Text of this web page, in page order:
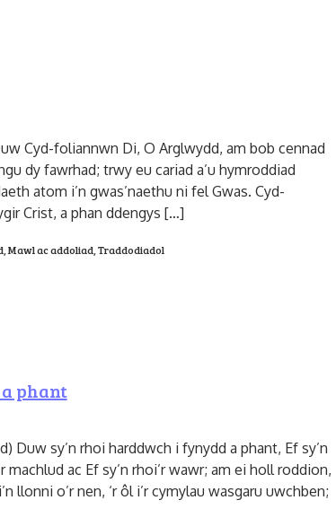
Cyd-foliannwn Di, O Arglwydd, am bob cennad
dy fawrhad; trwy eu cariad a’u hymroddiad
atom i’n gwas’naethu ni fel Gwas. Cyd-
Crist, a phan ddengys […]
, Mawl ac addoliad, Traddodiadol
phant
Duw sy’n rhoi harddwch i fynydd a phant, Ef sy’n
ac Ef sy’n rhoi’r wawr; am ei holl roddion,
llonni o’r nen, ‘r ôl i’r cymylau wasgaru uwchben;